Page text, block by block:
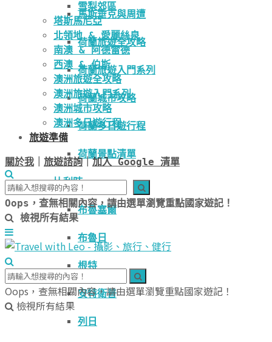
馬斯垂克與周遭
荷蘭旅遊全攻略
荷蘭旅遊入門系列
荷蘭城市攻略
荷蘭多日遊行程
荷蘭景點清單
比利時
布魯塞爾
布魯日
根特
安特衛普
列日
雪梨郊區
塔斯馬尼亞
北領地 & 愛麗絲泉
南澳 & 阿德雷德
西澳 & 伯斯
澳洲旅遊全攻略
澳洲旅遊入門系列
澳洲城市攻略
澳洲多日遊行程
旅遊準備
關於我 旅遊諮詢｜加入 Google 清單
Oops，查無相關內容，請由選單瀏覽重點國家遊記！
檢視所有結果
Oops，查無相關內容，請由選單瀏覽重點國家遊記！
檢視所有結果